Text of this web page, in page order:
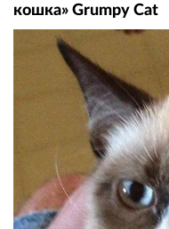
кошка» Grumpy Cat